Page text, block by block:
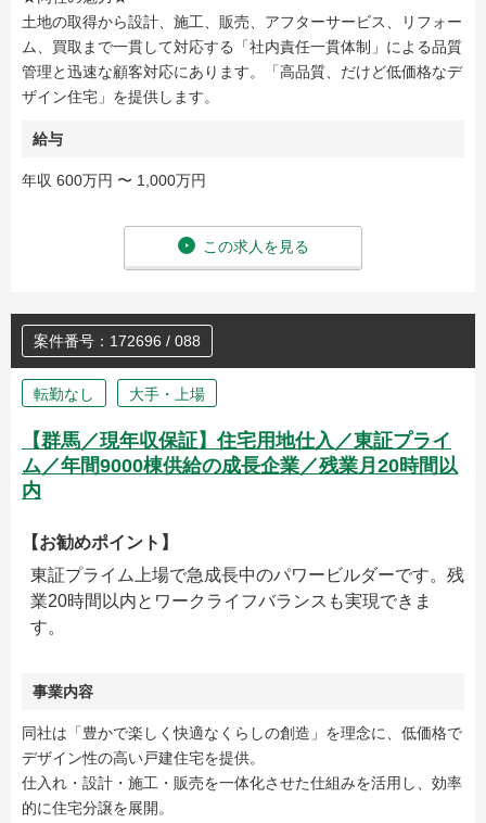
土地の取得から設計、施工、販売、アフターサービス、リフォー
ム、買取まで一貫して対応する「社内責任一貫体制」による品質
管理と迅速な顧客対応にあります。「高品質、だけど低価格なデ
ザイン住宅」を提供します。
給与
年収 600万円 〜 1,000万円
この求人を見る
案件番号：172696 / 088
転勤なし 大手・上場
【群馬／現年収保証】住宅用地仕入／東証プライ
ム／年間9000棟供給の成長企業／残業月20時間以
内
【お勧めポイント】
東証プライム上場で急成長中のパワービルダーです。残
業20時間以内とワークライフバランスも実現できま
す。
事業内容
同社は「豊かで楽しく快適なくらしの創造」を理念に、低価格で
デザイン性の高い戸建住宅を提供。
仕入れ・設計・施工・販売を一体化させた仕組みを活用し、効率
的に住宅分譲を展開。